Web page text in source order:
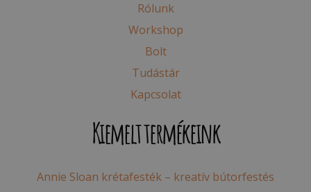
Rólunk
Workshop
Bolt
Tudástár
Kapcsolat
Kiemelt termékeink
Annie Sloan krétafesték – kreatív bútorfestés